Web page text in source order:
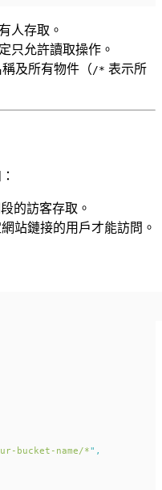
人存取。
只允許讀取操作。
及所有物件（/* 表示所
的訪客存取。
站鏈接的用戶才能訪問。
bucket-name/*" ,